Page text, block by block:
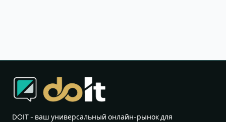
DOIT - ваш универсальный онлайн-рынок для